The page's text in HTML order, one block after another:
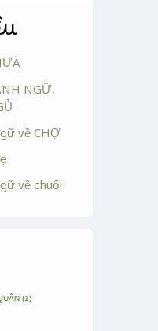
NGỮ,
về CHỢ
về chuối
(1)